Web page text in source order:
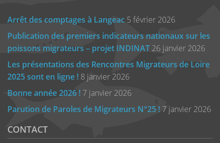
Arrêt des comptages à Langeac 5 février 2026
Publication des premiers indicateurs nationaux sur les
poissons migrateurs – projet INDINAT 26 janvier 2026
Les présentations des Rencontres Migrateurs de Loire
2025 sont en ligne ! 8 janvier 2026
Bonne année 2026 ! 7 janvier 2026
Parution de Paroles de Migrateurs N°25 ! 7 janvier 2026
CONTACT